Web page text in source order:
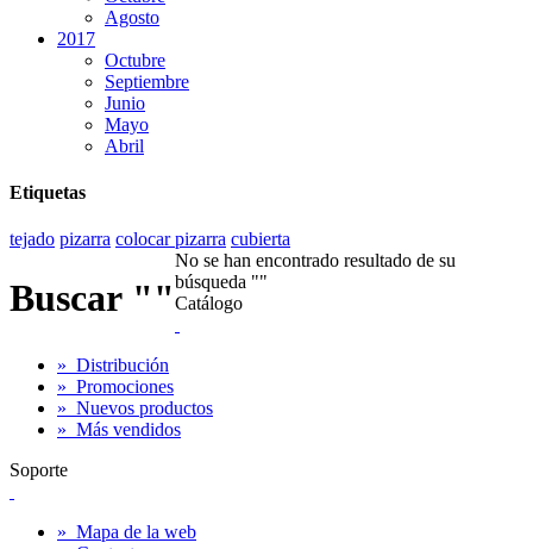
Agosto
2017
Octubre
Septiembre
Junio
Mayo
Abril
Etiquetas
tejado pizarra colocar pizarra cubierta
Buscar ""
No se han encontrado resultado de su
búsqueda ""
Catálogo
» Distribución
» Promociones
» Nuevos productos
» Más vendidos
Soporte
» Mapa de la web